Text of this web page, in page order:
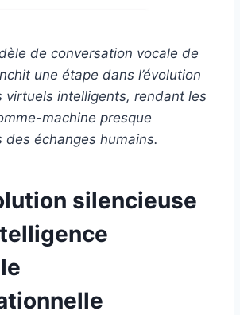
de conversation vocale de
une étape dans l’évolution
virtuels intelligents, rendant les
machine presque
des échanges humains.
silencieuse